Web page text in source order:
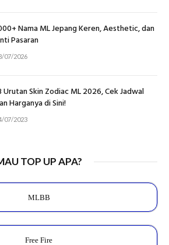
Nama ML Jepang Keren, Aesthetic, dan
Pasaran
07/2026
Urutan Skin Zodiac ML 2026, Cek Jadwal
Harganya di Sini!
07/2023
TOP UP APA?
MLBB
Free Fire